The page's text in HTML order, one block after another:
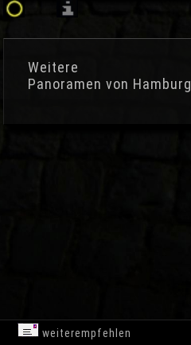
Weitere
Panoramen von Hamburg
weiterempfehlen